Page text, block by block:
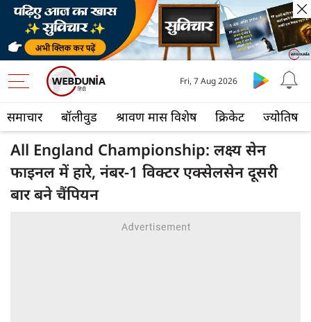
समाचार बॉलीवुड श्रावण मास विशेष क्रिकेट ज्योतिष
Fri, 7 Aug 2026
All England Championship: लक्ष्य सेन
फाइनल में हारे, नंबर-1 विक्टर एक्सेलसेन दूसरी
बार बने चैंपियन